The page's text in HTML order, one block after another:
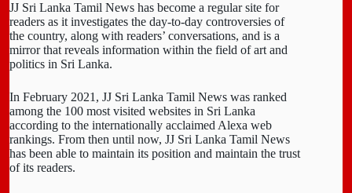
JJ Sri Lanka Tamil News has become a regular site for
readers as it investigates the day-to-day controversies of
the country, along with readers’ conversations, and is a
mirror that reveals information within the field of art and
politics in Sri Lanka.
In February 2021, JJ Sri Lanka Tamil News was ranked
among the 100 most visited websites in Sri Lanka
according to the internationally acclaimed Alexa web
rankings. From then until now, JJ Sri Lanka Tamil News
has been able to maintain its position and maintain the trust
of its readers.